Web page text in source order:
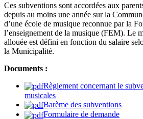
Ces subventions sont accordées aux
depuis au moins une année sur la
d’une école de musique reconnue par la
l’enseignement de la musique (FEM). Le
allouée est défini en fonction du salaire
la Municipalité.
Documents :
Règlement concernant le
musicales
Barème des subventions
Formulaire de demande